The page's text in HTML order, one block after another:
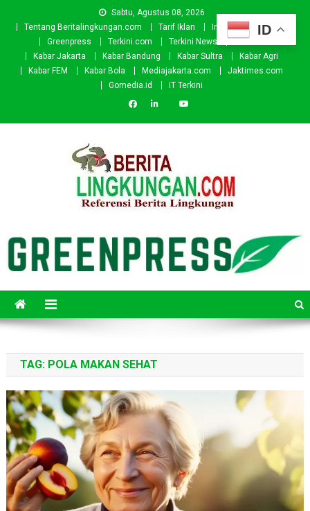
Sabtu, Agustus 08, 2026
Tentang Beritalingkungan.com
Tarif Iklan Investor
Donasi
Greenpress
Terkini.com Terkini News
Kabar.id
Kabar Jakarta
Kabar Bandung Kabar Sultra
Kabar Agri
Kabar FEM
Kabar Bola Mediajakarta.com
Jaktimes.com
Gomedia.id
IT Terkini
TAG: POLA MAKAN SEHAT
ID